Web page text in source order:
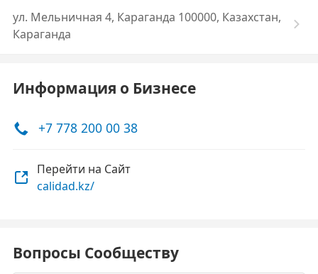
ул. Мельничная 4, Караганда 100000, Казахстан,
Караганда
Информация о Бизнесе
+7 778 200 00 38
Перейти на Сайт
calidad.kz/
Вопросы Сообществу